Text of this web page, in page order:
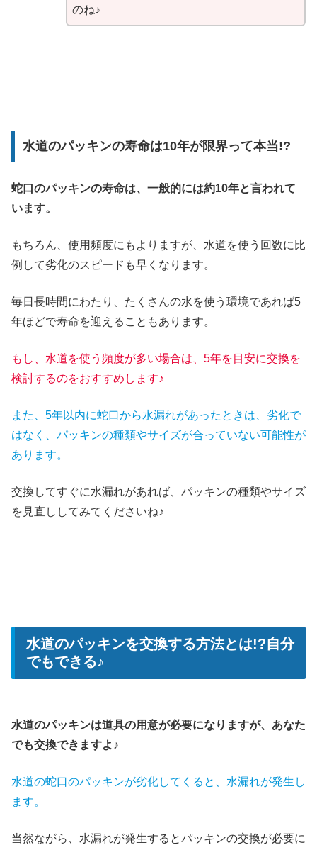
のね♪
水道のパッキンの寿命は10年が限界って本当!?
蛇口のパッキンの寿命は、一般的には約10年と言われて
います。
もちろん、使用頻度にもよりますが、水道を使う回数に比
例して劣化のスピードも早くなります。
毎日長時間にわたり、たくさんの水を使う環境であれば5
年ほどで寿命を迎えることもあります。
もし、水道を使う頻度が多い場合は、5年を目安に交換を
検討するのをおすすめします♪
また、5年以内に蛇口から水漏れがあったときは、劣化で
はなく、パッキンの種類やサイズが合っていない可能性が
あります。
交換してすぐに水漏れがあれば、パッキンの種類やサイズ
を見直ししてみてくださいね♪
水道のパッキンを交換する方法とは!?自分
でもできる♪
水道のパッキンは道具の用意が必要になりますが、あなた
でも交換できますよ♪
水道の蛇口のパッキンが劣化してくると、水漏れが発生し
ます。
当然ながら、水漏れが発生するとパッキンの交換が必要に